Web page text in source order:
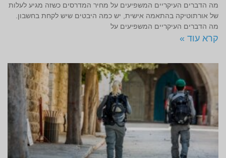
מה הדברים העיקריים המשפיעים על מחיר המדרסים כשזה מגיע לעלות
של אורתוטיקה בהתאמה אישית, יש כמה היבטים שיש לקחת בחשבון.
מה הדברים העיקריים המשפיעים על
קרא עוד »